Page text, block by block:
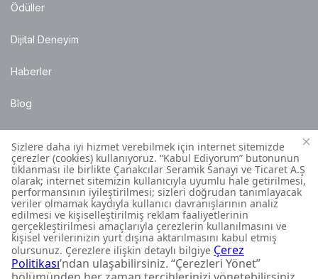
Ödüller
Dijital Deneyim
Haberler
Blog
Satış Noktaları
Montaj Bilgileri
Müşteri İletişim Merkezi